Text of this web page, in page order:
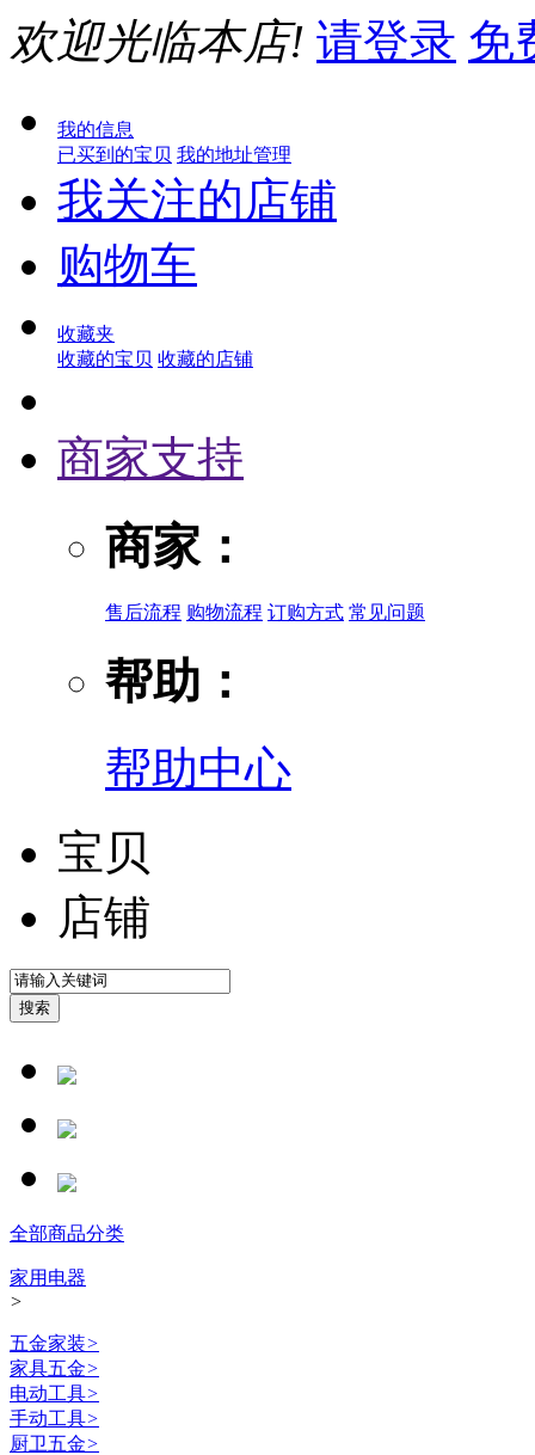
欢迎光临本店! 请登录 免
我的信息
已买到的宝贝 我的地址管理
我关注的店铺
购物车
收藏夹
收藏的宝贝 收藏的店铺
商家支持
商家：
售后流程 购物流程 订购方式 常见问题
帮助：
帮助中心
宝贝
店铺
全部商品分类
家用电器
>
五金家装>
家具五金>
电动工具>
手动工具>
厨卫五金>